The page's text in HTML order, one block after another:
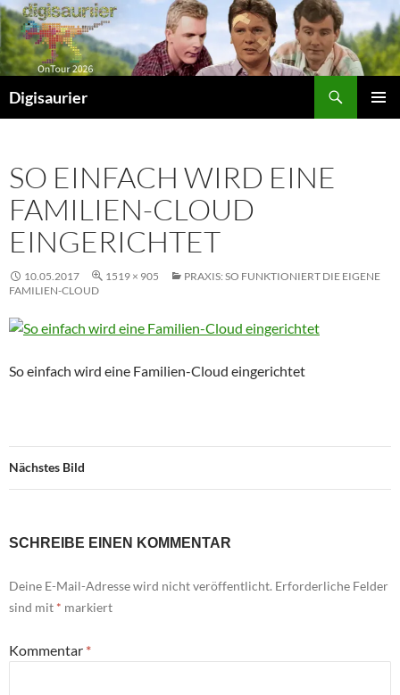
Zum
Inhalt
springen
Digisaurier
SO EINFACH WIRD EINE
FAMILIEN-CLOUD
EINGERICHTET
10.05.2017 1519 × 905
PRAXIS: SO FUNKTIONIERT DIE EIGENE
FAMILIEN-CLOUD
So einfach wird eine Familien-Cloud eingerichtet
Nächstes Bild
SCHREIBE EINEN KOMMENTAR
Deine E-Mail-Adresse wird nicht veröffentlicht. Erforderliche Felder
sind mit * markiert
Kommentar *